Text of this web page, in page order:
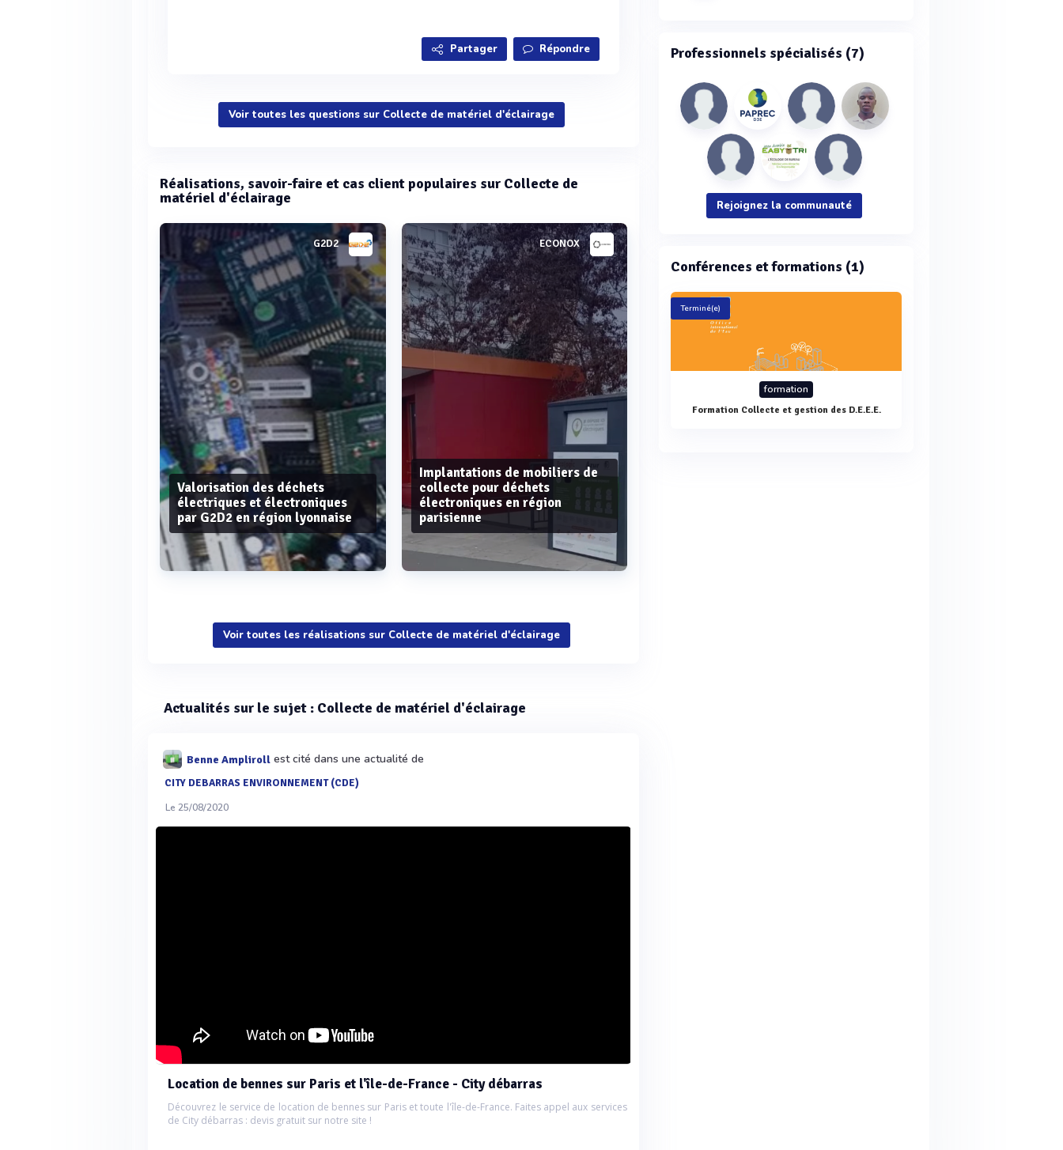
Partager Répondre
Voir toutes les questions sur Collecte de matériel d'éclairage
Réalisations, savoir-faire et cas client populaires sur Collecte de
matériel d'éclairage
G2D2
Valorisation des déchets
électriques et électroniques
par G2D2 en région lyonnaise
Voir plus
ECONOX
Implantations de mobiliers de
collecte pour déchets
électroniques en région
parisienne
Voir plus
Voir toutes les réalisations sur Collecte de matériel d'éclairage
Actualités sur le sujet : Collecte de matériel d'éclairage
Benne Ampliroll est cité dans une actualité de
CITY DEBARRAS ENVIRONNEMENT (CDE)
Le 25/08/2020
Location de bennes sur Paris et l'île-de-France - City débarras
Découvrez le service de location de bennes sur Paris et toute l'île-de-France. Faites appel aux services
de City débarras : devis gratuit sur notre site !
Professionnels spécialisés (7)
Rejoignez la communauté
Conférences et formations (1)
Terminé(e)
formation
Formation Collecte et gestion des D.E.E.E.